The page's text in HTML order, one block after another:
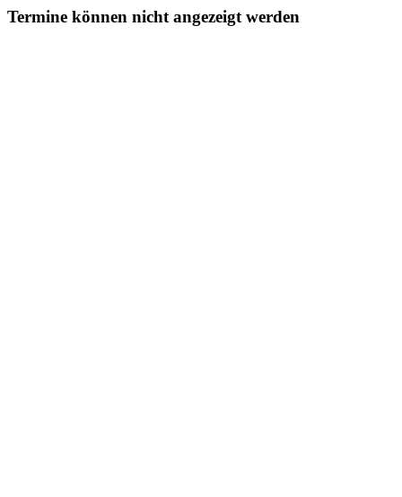
Termine können nicht angezeigt werden